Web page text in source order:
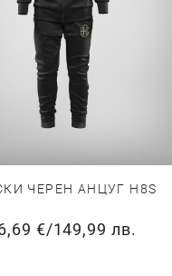
ЧЕРЕН АНЦУГ H8S
€/149,99 лв.